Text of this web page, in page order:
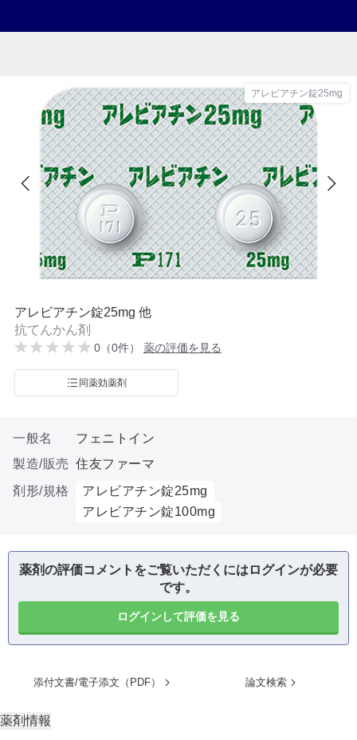
アレビアチン錠25mg
アレビアチン錠25mg 他
抗てんかん剤
0（0件） 薬の評価を見る
同薬効薬剤
一般名
フェニトイン
製造/販売 住友ファーマ
剤形/規格
アレビアチン錠25mg
アレビアチン錠100mg
薬剤の評価コメントをご覧いただくにはログインが必要
です。
ログインして評価を見る
添付文書/電子添文（PDF） 論文検索
薬剤情報